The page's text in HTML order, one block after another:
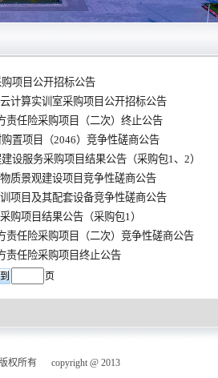
项目公开招标公告
计算实训室采购项目公开招标公告
责任险采购项目（二次）终止公告
置项目（2046）竞争性磋商公告
设服务采购项目结果公告（采购包1、2）
质景观建设项目竞争性磋商公告
项目及其配套设备竞争性磋商公告
购项目结果公告（采购包1）
责任险采购项目（二次）竞争性磋商公告
责任险采购项目终止公告
页
所有 copyright @ 2013